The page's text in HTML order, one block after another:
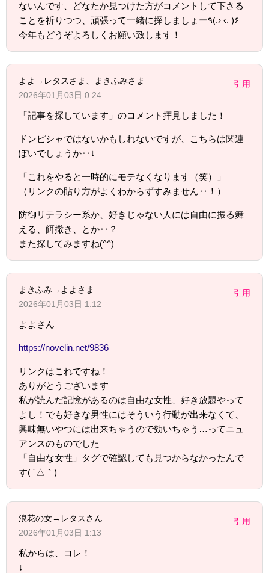
ないんです、どなたか見つけた方がコメントして下さる
ことを祈りつつ、頑張って一緒に探しましょー٩(.› ‹. )۶
今年もどうぞよろしくお願い致します！
よよ→レタスさま、まきふみさま
2026年01月03日 0:24
引用
「記事を探しています」のコメント拝見しました！
ドンピシャではないかもしれないですが、こちらは関連
ぽいでしょうか‥↓
「これをやると一時的にモテなくなります（笑）」
（リンクの貼り方がよくわからずすみません‥！）
防御リテラシー系か、好きじゃない人には自由に振る舞
える、餌撒き、とか‥？
また探してみますね(^^)
まきふみ→よよさま
2026年01月03日 1:12
引用
よよさん
https://novelin.net/9836
リンクはこれですね！
ありがとうございます
私が読んだ記憶があるのは自由な女性、好き放題やって
よし！でも好きな男性にはそういう行動が出来なくて、
興味無いやつには出来ちゃうので効いちゃう…ってニュ
アンスのものでした
「自由な女性」タグで確認しても見つからなかったんで
す( ´△｀)
浪花の女→レタスさん
2026年01月03日 1:13
引用
私からは、コレ！
↓